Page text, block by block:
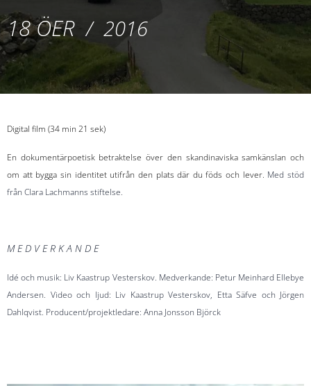
18 ÖER/ 2016
Digital film (34 min 21 sek)
En dokumentärpoetisk betraktelse över den skandinaviska samkänslan och
om att bygga sin identitet utifrån den plats där du föds och lever. Med stöd
från Clara Lachmanns stiftelse.
M E D V E R K A N D E
Idé och musik: Liv Kaastrup Vesterskov. Medverkande: Petur Meinhard Ellebye
Andersen. Video och ljud: Liv Kaastrup Vesterskov, Etta Säfve och Jörgen
Dahlqvist. Producent/projektledare: Anna Jonsson Björck